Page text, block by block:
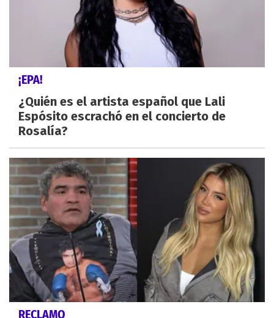
¡EPA!
¿Quién es el artista español que Lali
Espósito escrachó en el concierto de
Rosalía?
RECLAMO